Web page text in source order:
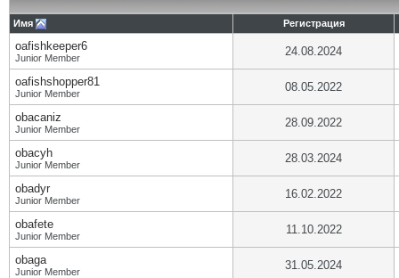
Имя Регистрация
oafishkeeper6
Junior Member 24.08.2024
oafishshopper81
Junior Member 08.05.2022
obacaniz
Junior Member 28.09.2022
obacyh
Junior Member 28.03.2024
obadyr
Junior Member 16.02.2022
obafete
Junior Member 11.10.2022
obaga
Junior Member 31.05.2024